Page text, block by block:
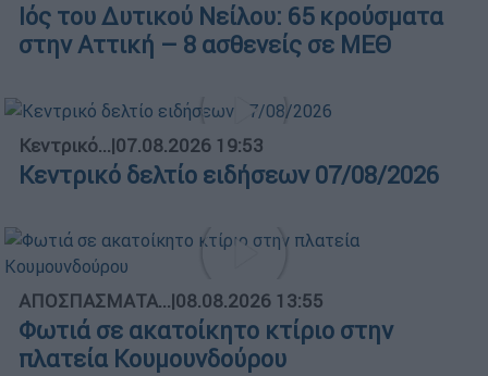
Ιός του Δυτικού Νείλου: 65 κρούσματα
στην Αττική – 8 ασθενείς σε ΜΕΘ
Κεντρικό...|07.08.2026 19:53
Κεντρικό δελτίο ειδήσεων 07/08/2026
ΑΠΟΣΠΑΣΜΑΤΑ...|08.08.2026 13:55
Φωτιά σε ακατοίκητο κτίριο στην
πλατεία Κουμουνδούρου